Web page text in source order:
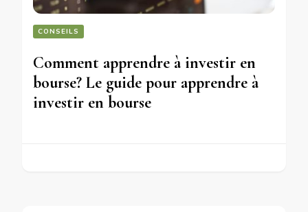
CONSEILS
Comment apprendre à investir en
bourse? Le guide pour apprendre à
investir en bourse